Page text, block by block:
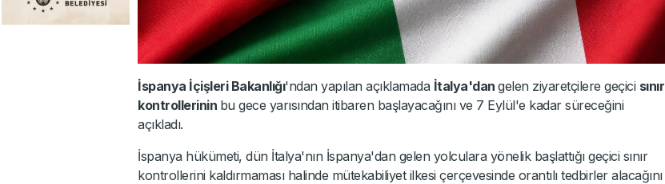
İspanya İçişleri Bakanlığı'ndan yapılan açıklamada İtalya'dan gelen ziyaretçilere geçici sınır
kontrollerinin bu gece yarısından itibaren başlayacağını ve 7 Eylül'e kadar süreceğini
açıkladı.
İspanya hükümeti, dün İtalya'nın İspanya'dan gelen yolculara yönelik başlattığı geçici sınır
kontrollerini kaldırmaması halinde mütekabiliyet ilkesi çerçevesinde orantılı tedbirler alacağını